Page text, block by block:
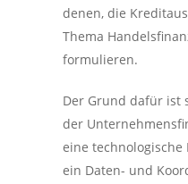
denen, die
Thema
formulieren.
Der Grund dafür ist
der
eine
ein Daten- und